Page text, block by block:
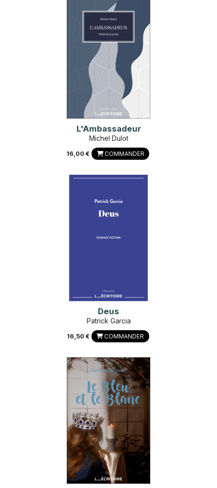
L'Ambassadeur
Michel Dulot
16,00 € COMMANDER
Deus
Patrick Garcia
16,50 € COMMANDER